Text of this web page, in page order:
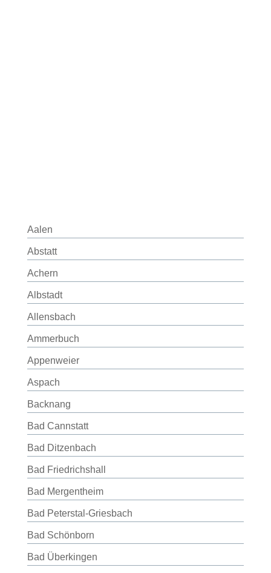
Aalen
Abstatt
Achern
Albstadt
Allensbach
Ammerbuch
Appenweier
Aspach
Backnang
Bad Cannstatt
Bad Ditzenbach
Bad Friedrichshall
Bad Mergentheim
Bad Peterstal-Griesbach
Bad Schönborn
Bad Überkingen